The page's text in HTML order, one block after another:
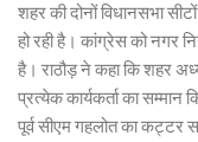
शहर की दोनों विधानसभा
हो रही है। कांग्रेस को नगर
है। राठौड़ ने कहा कि शहर
प्रत्येक कार्यकर्ता का सम्मान
पूर्व सीएम गहलोत का कट्टर